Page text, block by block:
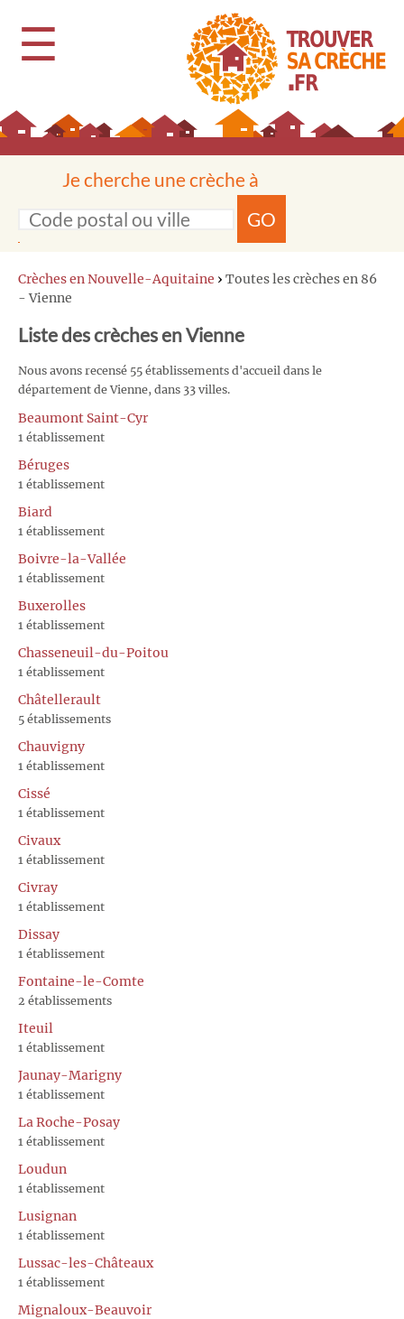
☰
Je cherche une crèche à
GO
Crèches en Nouvelle-Aquitaine › Toutes les crèches en 86
- Vienne
Liste des crèches en Vienne
Nous avons recensé 55 établissements d'accueil dans le
département de Vienne, dans 33 villes.
Beaumont Saint-Cyr
1 établissement
Béruges
1 établissement
Biard
1 établissement
Boivre-la-Vallée
1 établissement
Buxerolles
1 établissement
Chasseneuil-du-Poitou
1 établissement
Châtellerault
5 établissements
Chauvigny
1 établissement
Cissé
1 établissement
Civaux
1 établissement
Civray
1 établissement
Dissay
1 établissement
Fontaine-le-Comte
2 établissements
Iteuil
1 établissement
Jaunay-Marigny
1 établissement
La Roche-Posay
1 établissement
Loudun
1 établissement
Lusignan
1 établissement
Lussac-les-Châteaux
1 établissement
Mignaloux-Beauvoir